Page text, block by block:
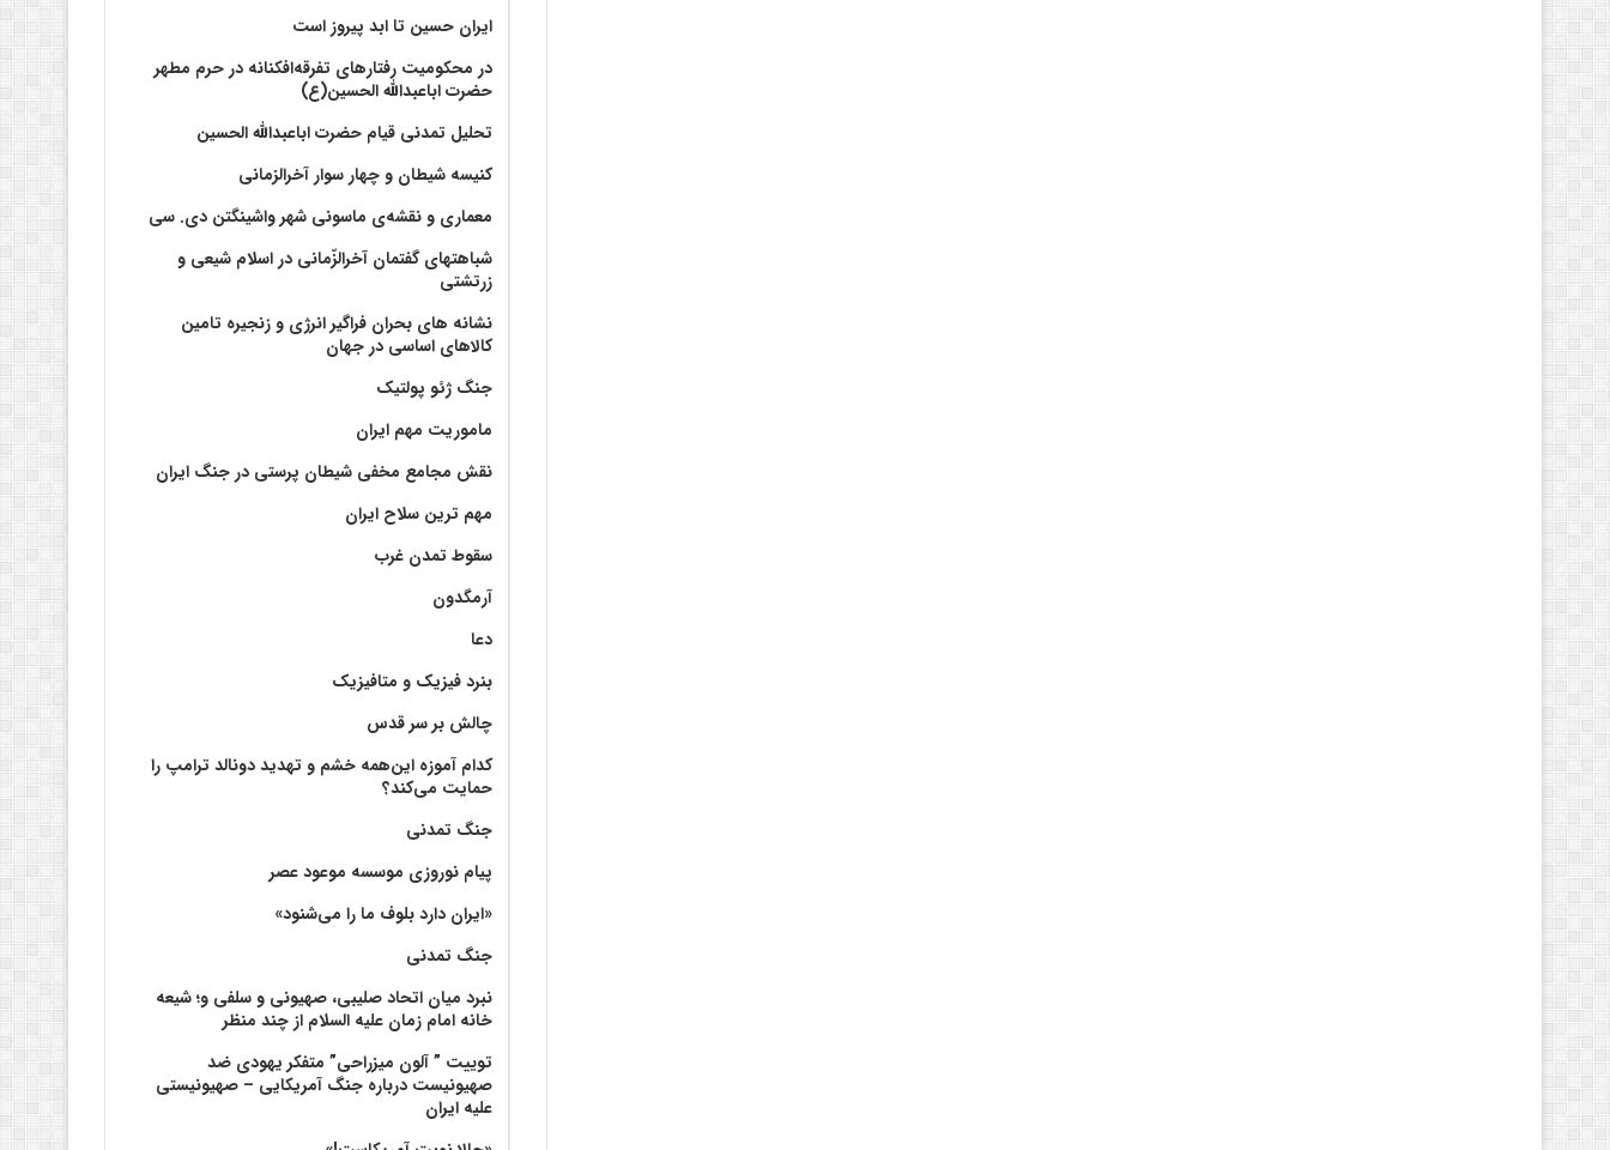
ایران حسین تا ابد پیروز است
در محکومیت رفتارهای تفرقه‌افکنانه در حرم مطهر
حضرت اباعبدالله الحسین(ع)
تحلیل تمدنی قیام حضرت اباعبدالله الحسین
کنیسه شیطان و چهار سوار آخرالزمانی
معماری و نقشه‌ی ماسونی شهر واشينگتن دی. سی
شباهتهای گفتمان آخر‌الزّمانی در اسلام شیعی و
زرتشتی
نشانه های بحران فراگیر انرژی و زنجیره تامین
کالاهای اساسی در جهان
جنگ ژئو پولتیک
ماموریت مهم ایران
نقش مجامع مخفی شیطان پرستی در جنگ ایران
مهم ترین سلاح ایران
سقوط تمدن غرب
آرمگدون
دعا
بنرد فیزیک و متافیزیک
چالش بر سر قدس
کدام آموزه این‌همه خشم و تهدید دونالد ترامپ را
حمایت می‌کند؟
جنگ تمدنی
پیام نوروزی موسسه موعود عصر
«ایران دارد بلوف ما را می‌شنود»
جنگ تمدنی
نبرد میان اتحاد صلیبی، صهیونی و سلفی و؛ شیعه
خانه امام زمان علیه السلام از چند منظر
توییت ” آلون میزراحی” متفکر یهودی ضد
صهیونیست درباره جنگ آمریکایی – صهیونیستی
علیه ایران